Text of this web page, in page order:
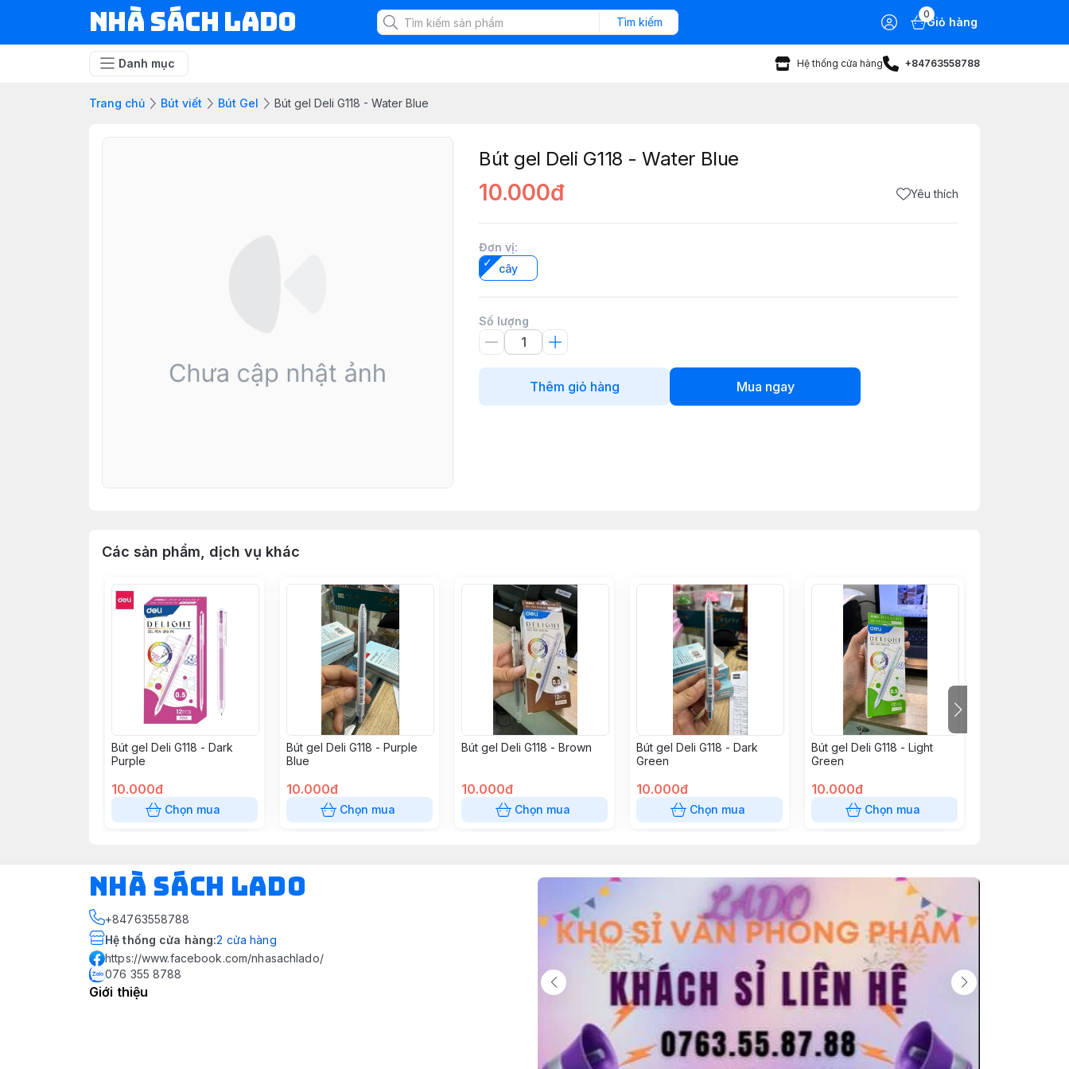
NHÀ SÁCH LADO Tìm kiếm
0
Giỏ hàng
Danh mục Hệ thống cửa hàng +84763558788
Trang chủ Bút viết Bút Gel Bút gel Deli G118 - Water Blue
Bút gel Deli G118 - Water Blue
10.000đ Yêu thích
Đơn vị:
cây
Số lượng
Thêm giỏ hàng Mua ngay
Các sản phẩm, dịch vụ khác
Bút gel Deli G118 - Dark
Purple
10.000đ
Chọn mua
Bút gel Deli G118 - Purple
Blue
10.000đ
Chọn mua
Bút gel Deli G118 - Brown
10.000đ
Chọn mua
Bút gel Deli G118 - Dark
Green
10.000đ
Chọn mua
Bút gel Deli G118 - Light
Green
10.000đ
Chọn mua
NHÀ SÁCH LADO
+84763558788
Hệ thống cửa hàng:2 cửa hàng
https://www.facebook.com/nhasachlado/
076 355 8788
Giới thiệu